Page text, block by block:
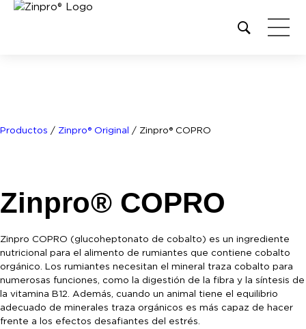
Open
site
Productos / Zinpro® Original / Zinpro® COPRO
Zinpro® COPRO
Zinpro COPRO (glucoheptonato de cobalto) es un ingrediente
nutricional para el alimento de rumiantes que contiene cobalto
orgánico. Los rumiantes necesitan el mineral traza cobalto para
numerosas funciones, como la digestión de la fibra y la síntesis de
la vitamina B12. Además, cuando un animal tiene el equilibrio
adecuado de minerales traza orgánicos es más capaz de hacer
frente a los efectos desafiantes del estrés.